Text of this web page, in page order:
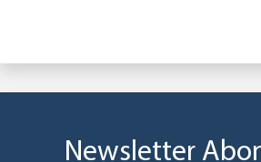
Newsletter